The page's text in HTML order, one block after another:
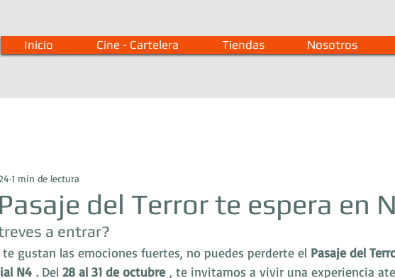
Inicio Cine - Cartelera Tiendas Nosotros
Pasaje del Terror te espera en
1 min de lectura
a entrar?
gustan las emociones fuertes, no puedes perderte el Pasaje del
N4 . Del 28 al 31 de octubre , te invitamos a vivir una experiencia